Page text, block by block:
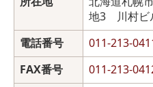
地3 川村ビ
電話番号
011-213-
FAX番号
011-213-